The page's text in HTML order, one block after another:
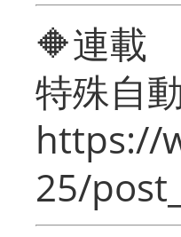
🔶連載
特殊自
https://
25/